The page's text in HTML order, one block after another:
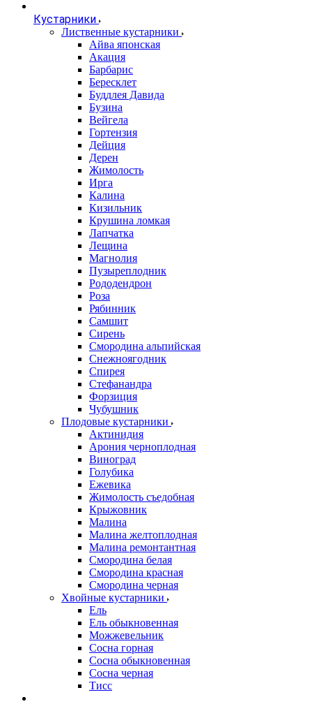
Кустарники
Лиственные кустарники
Айва японская
Акация
Барбарис
Бересклет
Буддлея Давида
Бузина
Вейгела
Гортензия
Дейция
Дерен
Жимолость
Ирга
Калина
Кизильник
Крушина ломкая
Лапчатка
Лещина
Магнолия
Пузыреплодник
Рододендрон
Роза
Рябинник
Самшит
Сирень
Смородина альпийская
Снежноягодник
Спирея
Стефанандра
Форзиция
Чубушник
Плодовые кустарники
Актинидия
Арония черноплодная
Виноград
Голубика
Ежевика
Жимолость съедобная
Крыжовник
Малина
Малина желтоплодная
Малина ремонтантная
Смородина белая
Смородина красная
Смородина черная
Хвойные кустарники
Ель
Ель обыкновенная
Можжевельник
Сосна горная
Сосна обыкновенная
Сосна черная
Тисс